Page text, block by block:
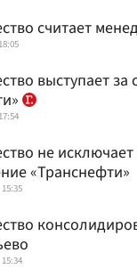
считает
выступает за
не
«Транснефти»